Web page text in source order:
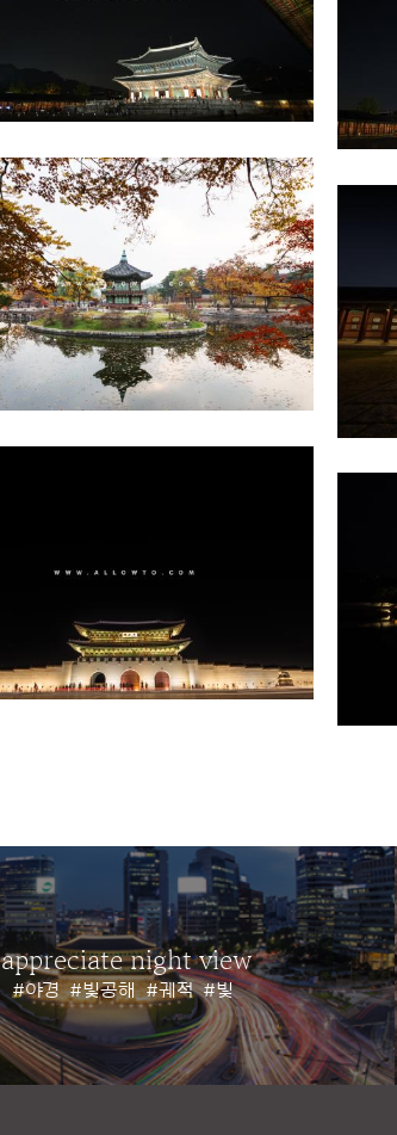
appreciate night view
#야경 #빛공해 #궤적 #빛